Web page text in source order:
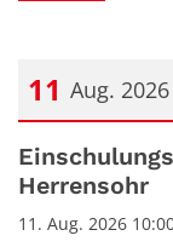
11 Aug. 2026
Datum: 11.
Herrensohr
11. Aug. 2026